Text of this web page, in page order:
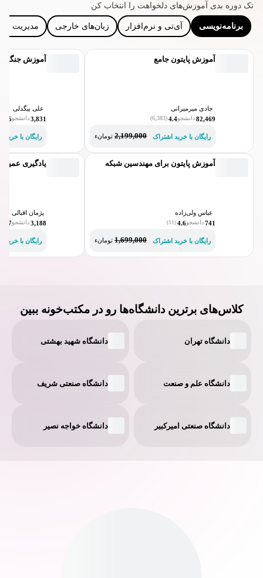
تک دوره بدی آموزش‌های دلخواهت را انتخاب کن
برنامه‌نویسی آی‌تی و نرم‌افزار زبان‌های خارجی مدیریت و
آموزش پایتون جامع
جادی میرمیرانی
82,469دانشجو4.4
(6,383)
رایگان با خرید اشتراک 2,199,000 تومانء
آموزش پایتون برای مهندسین شبکه
عباس ولی‌زاده
741دانشجو4.6
(11)
رایگان با خرید اشتراک 1,699,000 تومانء
آموزش جنگو Django
علی بیگدلی
3,831دانشجو4.6
رایگان با خرید
یادگیری عمیق
پژمان اقبالی
3,188دانشجو4.7
رایگان با خرید
کلاس‌های برترین دانشگاه‌ها رو در مکتب‌خونه ببین
دانشگاه شهید بهشتی دانشگاه تهران
دانشگاه صنعتی شریف دانشگاه علم و صنعت
دانشگاه خواجه نصیر دانشگاه صنعتی امیر‌کبیر